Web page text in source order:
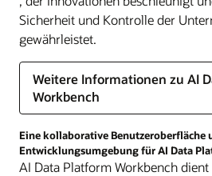
Sicherheit und Kontrolle der
gewährleistet.
Weitere Informationen zu AI
Workbench
Eine kollaborative Benutzeroberfläche
Entwicklungsumgebung für AI Data
AI Data Platform Workbench